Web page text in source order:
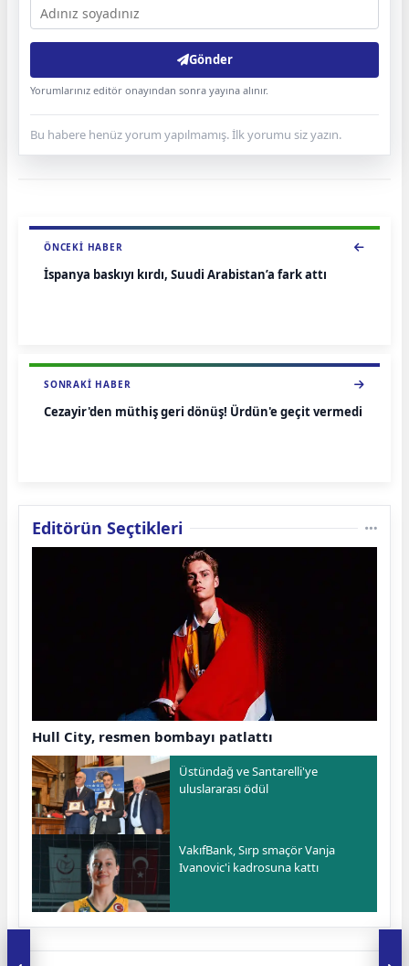
Gönder
Yorumlarınız editör onayından sonra yayına alınır.
Bu habere henüz yorum yapılmamış. İlk yorumu siz yazın.
ÖNCEKI HABER
İspanya baskıyı kırdı, Suudi Arabistan’a fark attı
SONRAKI HABER
Cezayir'den müthiş geri dönüş! Ürdün'e geçit vermedi
Editörün Seçtikleri
Hull City, resmen bombayı patlattı
Üstündağ ve Santarelli'ye
uluslararası ödül
VakıfBank, Sırp smaçör Vanja
Ivanovic'i kadrosuna kattı